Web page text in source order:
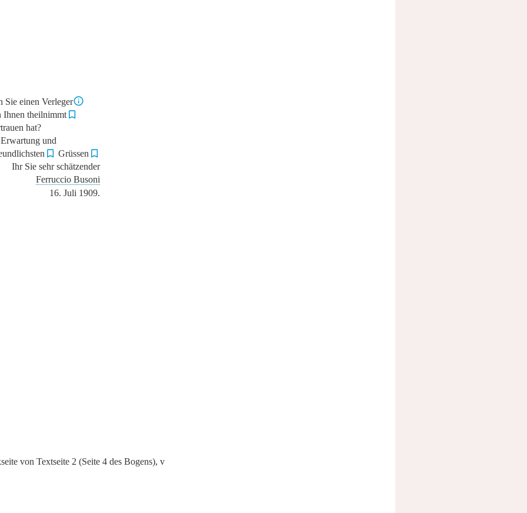
Sie einen Verleger
Ihnen theilnimmt
hat?
und
Grüssen
Ihr Sie sehr schätzender
Ferruccio Busoni
16. Juli 1909.
von Textseite 2 (Seite 4 des Bogens), vacat]